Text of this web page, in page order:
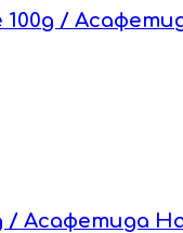
/
/ Асафетида